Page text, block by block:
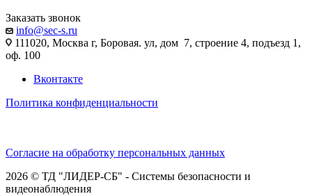
Заказать звонок
info@sec-s.ru
111020, Москва г, Боровая. ул, дом 7, строение 4, подъезд 1,
оф. 100
Вконтакте
Политика конфиденциальности
Согласие на обработку персональных данных
2026 © ТД "ЛИДЕР-СБ" - Системы безопасности и
видеонаблюдения